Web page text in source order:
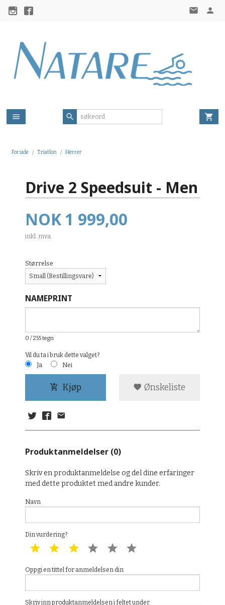
Forside Triatlon Herrer
Drive 2 Speedsuit - Men
Pris
NOK 1 999,00
inkl. mva.
Størrelse
NAMEPRINT
0 / 255 tegn
Vil du ta i bruk dette valget?
Ja
Nei
Kjøp Ønskeliste
Produktanmeldelser (0)
Skriv en produktanmeldelse og del dine erfaringer
med dette produktet med andre kunder.
Navn
Din vurdering?
1 star 2 star 3 star 4 star 5 star
Oppgi en tittel for anmeldelsen din
Skriv inn produktanmeldelsen i feltet under